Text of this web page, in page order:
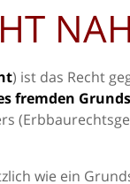
) ist das Recht
fremden
wie ein